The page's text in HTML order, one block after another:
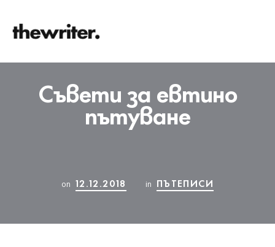
Съвети за евтино
пътуване
on 12.12.2018 in ПЪТЕПИСИ